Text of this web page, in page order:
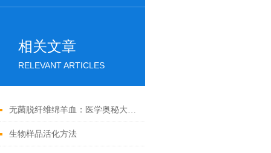
相关文章
RELEVANT ARTICLES
无菌脱纤维绵羊血：医学奥秘大揭秘！
生物样品活化方法